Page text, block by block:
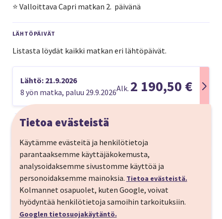
⭐️ Valloittava Capri matkan 2. päivänä
LÄHTÖPÄIVÄT
Listasta löydät kaikki matkan eri lähtöpäivät.
Lähtö: 21.9.2026
8 yön matka, paluu 29.9.2026Alk. 2 190,50 €
Vuodelle 2026 toteutamme asiakkaiden toiveen ja
Amalfin matka on valittavissa myös siten, että
kiertomatkan jälkeen voit jäädä kaupunkilomalle
Roomaan. Paikkoja rajoitetusti! Tämän 8 yön matkan
lähtöpäivät samat kuin Amalfin rannikon matkalla:
20.4., 27.4. ja 21.9.
Matkaohjelma
Menolento Helsinki - Rooma, ajo Napoliin
Tutustu matkan kohteeseen
Tietoa evästeistä
Käytämme evästeitä ja henkilötietoja
parantaaksemme käyttäjäkokemusta,
analysoidaksemme sivustomme käyttöä ja
personoidaksemme mainoksia. Tietoa evästeistä.
Kolmannet osapuolet, kuten Google, voivat
hyödyntää henkilötietoja samoihin tarkoituksiin.
Googlen tietosuojakäytäntö.